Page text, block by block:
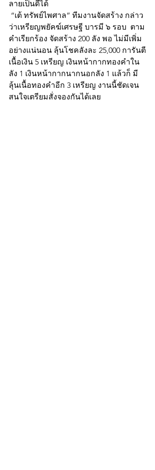
ลายเป็นดีได้
ว่าเหรียญพยัคฆ์เศรษฐี บารมี ๖ รอบ  ตาม
คำเรียกร้อง จัดสร้าง 200 ลัง พอ ไม่มีเพิ่ม
อย่างแน่นอน ลุ้นโชคลังละ 25,000 การันตี
เนื้อเงิน 5 เหรียญ เงินหน้ากากทองคำใน
ลัง 1 เงินหน้ากากนากนอกลัง 1 แล้วก็ มี
ลุ้นเนื้อทองคำอีก 3 เหรียญ งานนี้ชัดเจน
สนใจเตรียมสั่งจองกันได้เลย